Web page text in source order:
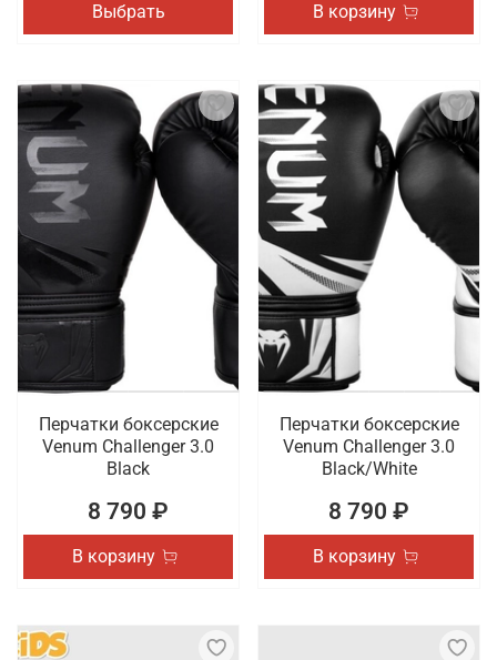
Выбрать В корзину
Перчатки боксерские
Venum Challenger 3.0
Black
8 790 ₽
В корзину
Перчатки боксерские
Venum Challenger 3.0
Black/White
8 790 ₽
В корзину